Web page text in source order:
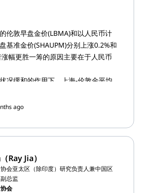
伦敦早盘金价(LBMA)和以人民币计
基准金价(SHAUPM)分别上涨0.2%和
幅更胜一筹的原因主要在于人民币
况缓和的作用下，上海-伦敦金平均
季节性因素的影响下，上海黄金交易
金ETF资产管理总规模(AUM)小幅下
万美元（2.3亿元人民币）至32亿美元
金储备进一步增加8吨至2,076吨，连续
储黄金，目前黄金占中国总外汇储备的
ago
Ray Jia）
会亚太区（除印度）研究负责人兼中国区
总监
会